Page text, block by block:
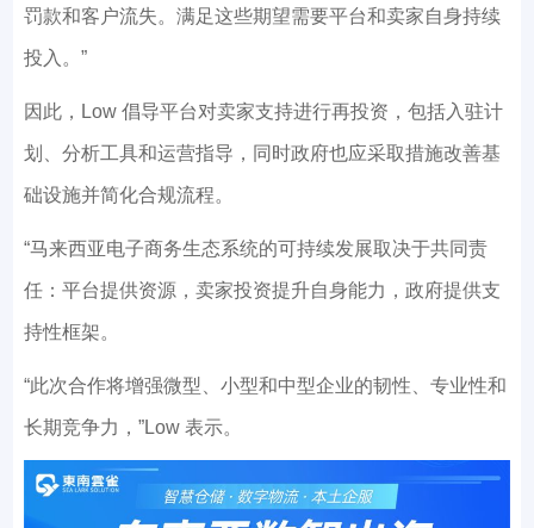
罚款和客户流失。满足这些期望需要平台和卖家自身持续
投入。”
因此，Low 倡导平台对卖家支持进行再投资，包括入驻计
划、分析工具和运营指导，同时政府也应采取措施改善基
础设施并简化合规流程。
“马来西亚电子商务生态系统的可持续发展取决于共同责
任：平台提供资源，卖家投资提升自身能力，政府提供支
持性框架。
“此次合作将增强微型、小型和中型企业的韧性、专业性和
长期竞争力，”Low 表示。